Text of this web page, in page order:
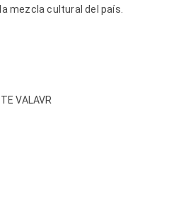
mezcla cultural del país.
VALAVR